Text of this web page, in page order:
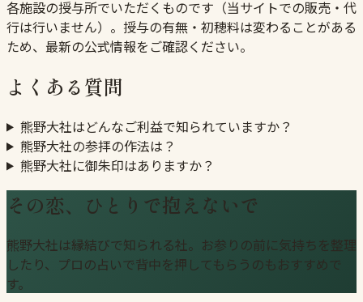
各施設の授与所でいただくものです（当サイトでの販売・代
行は行いません）。授与の有無・初穂料は変わることがある
ため、最新の公式情報をご確認ください。
よくある質問
熊野大社はどんなご利益で知られていますか？
熊野大社の参拝の作法は？
熊野大社に御朱印はありますか？
その恋、ひとりで抱えないで
熊野大社は縁結びで知られる社。お参りの前に気持ちを整理
したり、プロの占いで背中を押してもらうのもおすすめで
す。